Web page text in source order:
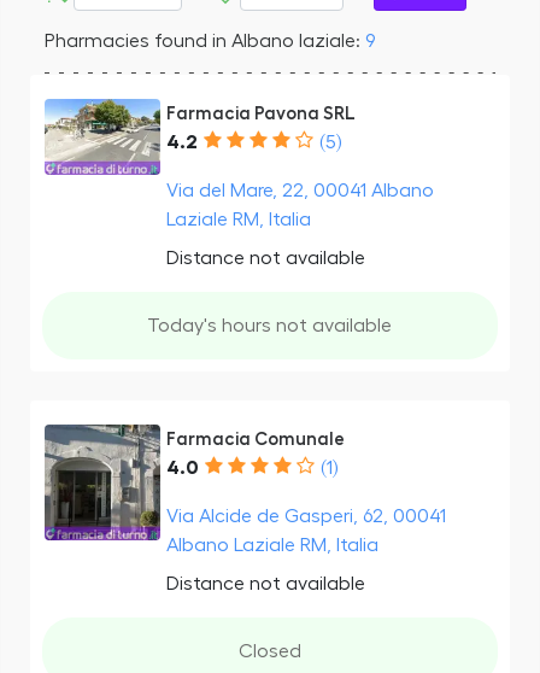
Pharmacies found in Albano laziale: 9
Farmacia Pavona SRL
4.2 (5)
Via del Mare, 22, 00041 Albano
Laziale RM, Italia
Distance not available
Today's hours not available
Farmacia Comunale
4.0 (1)
Via Alcide de Gasperi, 62, 00041
Albano Laziale RM, Italia
Distance not available
Closed